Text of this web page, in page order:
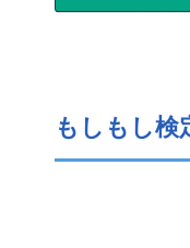
もしもし検